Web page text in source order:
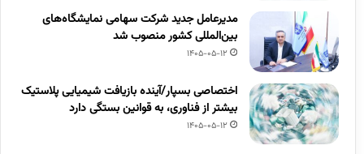
مدیرعامل جدید شرکت سهامی نمایشگاه‌های
بین‌المللی کشور منصوب شد
1405-05-12
اختصاصی بسپار/آینده بازیافت شیمیایی پلاستیک
بیشتر از فناوری، به قوانین بستگی دارد
1405-05-12